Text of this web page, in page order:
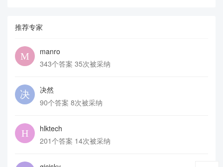
推荐专家
manro
343个答案 35次被采纳
决然
90个答案 8次被采纳
hlktech
201个答案 14次被采纳